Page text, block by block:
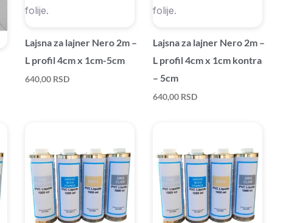
Lajsna za lajner Nero 2m –
L profil 4cm x 1cm-5cm
640,00 RSD
Lajsna za lajner Nero 2m –
L profil 4cm x 1cm kontra
– 5cm
640,00 RSD